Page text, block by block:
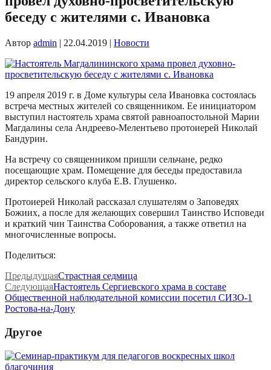
беседу с жителями с. Ивановка
Автор admin | 22.04.2019 | Новости
19 апреля 2019 г. в Доме культуры села Ивановка состоялась
встреча местных жителей со священником. Ее инициатором
выступил настоятель храма святой равноапостольной Марии
Магдалины села Андреево-Мелентьево протоиерей Николай
Бандурин.
На встречу со священником пришли сельчане, редко
посещающие храм. Помещение для беседы предоставила
директор сельского клуба Е.В. Глушенко.
Протоиерей Николай рассказал слушателям о Заповедях
Божиих, а после для желающих совершил Таинство Исповеди
и краткий чин Таинства Соборования, а также ответил на
многочисленные вопросы.
Поделиться:
ПредыдущаяСтрастная седмица
СледующаяНастоятель Сергиевского храма в составе
Общественной наблюдательной комиссии посетил СИЗО-1
Ростова-на-Дону
Другое